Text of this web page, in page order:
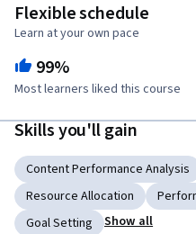
Flexible schedule
Learn at your own pace
99%
Most learners liked this course
Skills you'll gain
Content Performance Analysis
Resource Allocation
Goal Setting
Show all